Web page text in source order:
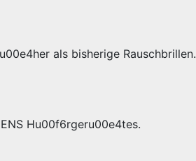
als bisherige Rauschbrillen.
Hu00f6rgeru00e4tes.